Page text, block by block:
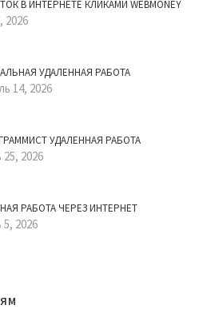
В ИНТЕРНЕТЕ КЛИКАМИ WEBMONEY
2026
УДАЛЕННАЯ РАБОТА
14, 2026
УДАЛЕННАЯ РАБОТА
2026
РАБОТА ЧЕРЕЗ ИНТЕРНЕТ
2026